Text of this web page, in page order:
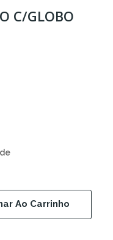
C/GLOBO
Ao Carrinho